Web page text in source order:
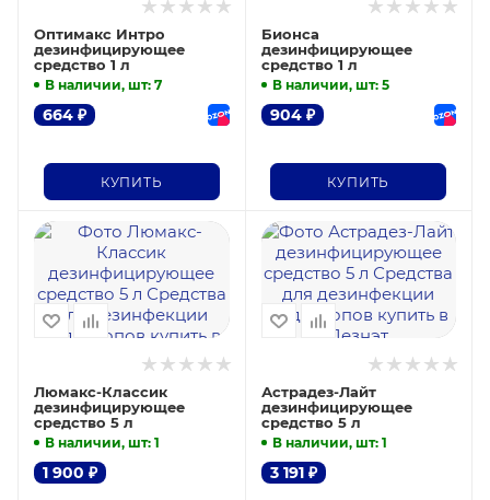
Оптимакс Интро
дезинфицирующее
средство 1 л
В наличии, шт: 7
664 ₽
КУПИТЬ
Бионса
дезинфицирующее
средство 1 л
В наличии, шт: 5
904₽
КУПИТЬ
Люмакс-Классик
дезинфицирующее
средство 5 л
В наличии, шт: 1
1 900 ₽
Астрадез-Лайт
дезинфицирующее
средство 5 л
В наличии, шт: 1
3 191₽